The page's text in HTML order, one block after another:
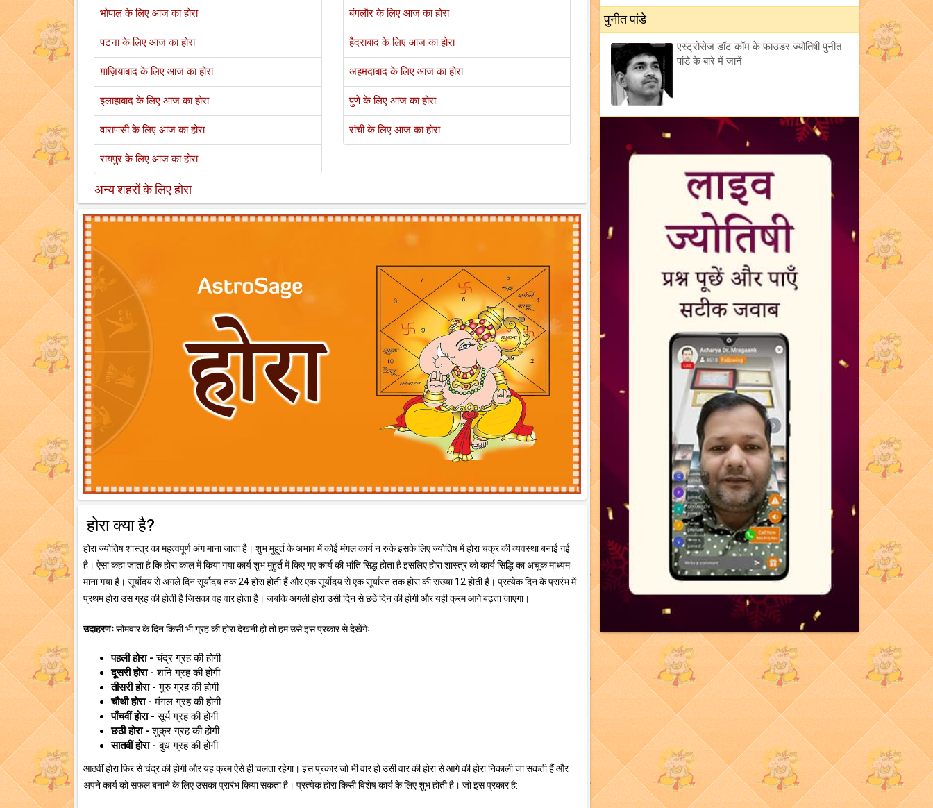
भोपाल के लिए आज का होरा
पटना के लिए आज का होरा
ग़ाज़ियाबाद के लिए आज का होरा
इलाहाबाद के लिए आज का होरा
वाराणसी के लिए आज का होरा
रायपुर के लिए आज का होरा
बंगलौर के लिए आज का होरा
हैदराबाद के लिए आज का होरा
अहमदाबाद के लिए आज का होरा
पुणे के लिए आज का होरा
रांची के लिए आज का होरा
अन्य शहरों के लिए होरा
होरा क्या है?
होरा ज्योतिष शास्त्र का महत्वपूर्ण अंग माना जाता है। शुभ मुहूर्त के अभाव में कोई मंगल कार्य न रुके इसके लिए ज्योतिष में होरा चक्र की व्यवस्था बनाई गई
है। ऐसा कहा जाता है कि होरा काल में किया गया कार्य शुभ मुहुर्त में किए गए कार्य की भांति सिद्ध होता है इसलिए होरा शास्त्र को कार्य सिद्धि का अचूक माध्यम
माना गया है। सूर्योदय से अगले दिन सूर्योदय तक 24 होरा होती हैं और एक सूर्योदय से एक सूर्यास्त तक होरा की संख्या 12 होती है। प्रत्येक दिन के प्रारंभ में
प्रथम होरा उस ग्रह की होती है जिसका वह वार होता है। जबकि अगली होरा उसी दिन से छठे दिन की होगी और यही क्रम आगे बढ़ता जाएगा।
उदाहरणःसोमवार के दिन किसी भी ग्रह की होरा देखनी हो तो हम उसे इस प्रकार से देखेंगेः
पहली होरा -चंद्र ग्रह की होगी
दूसरी होरा -शनि ग्रह की होगी
तीसरी होरा -गुरु ग्रह की होगी
चौथी होरा -मंगल ग्रह की होगी
पाँचवीं होरा -सूर्य ग्रह की होगी
छठी होरा -शुक्र ग्रह की होगी
सातवीं होरा -बुध ग्रह की होगी
आठवीं होरा फिर से चंद्र की होगी और यह क्रम ऐसे ही चलता रहेगा। इस प्रकार जो भी वार हो उसी वार की होरा से आगे की होरा निकाली जा सकती हैं और
अपने कार्य को सफल बनाने के लिए उसका प्रारंभ किया सकता है। प्रत्येक होरा किसी विशेष कार्य के लिए शुभ होती है। जो इस प्रकार है:
पुनीत पांडे
एस्ट्रोसेज डॉट कॉम के फाउंडर ज्योतिषी पुनीत
पांडे के बारे में जानें